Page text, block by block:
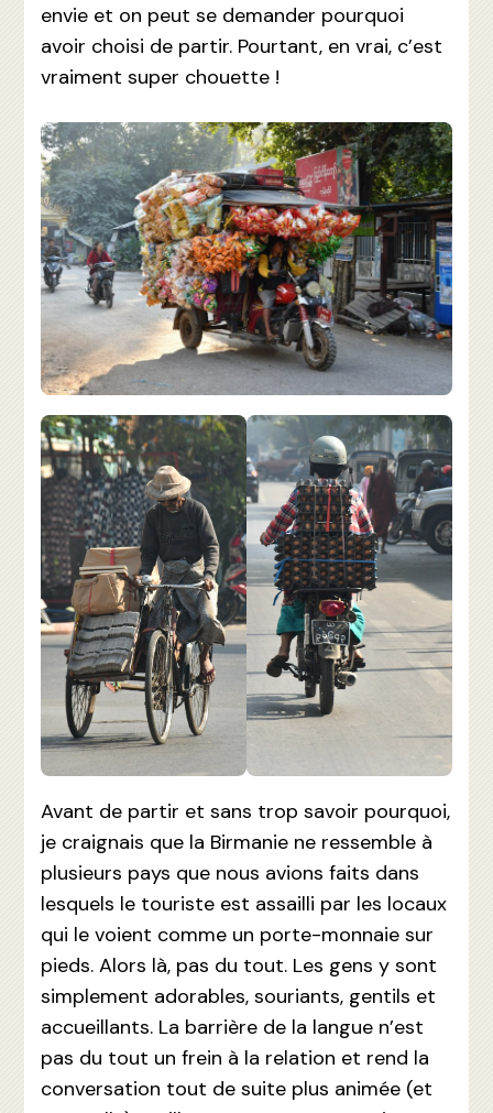
envie et on peut se demander pourquoi
avoir choisi de partir. Pourtant, en vrai, c’est
vraiment super chouette !
Avant de partir et sans trop savoir pourquoi,
je craignais que la Birmanie ne ressemble à
plusieurs pays que nous avions faits dans
lesquels le touriste est assailli par les locaux
qui le voient comme un porte-monnaie sur
pieds. Alors là, pas du tout. Les gens y sont
simplement adorables, souriants, gentils et
accueillants. La barrière de la langue n’est
pas du tout un frein à la relation et rend la
conversation tout de suite plus animée (et